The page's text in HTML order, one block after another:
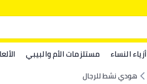
أزياء النساء مستلزمات الأم والبيبي
هودي نشط للرجال